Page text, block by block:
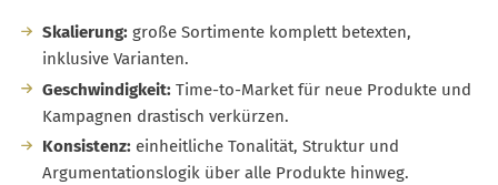
Skalierung: große Sortimente komplett betexten,
inklusive Varianten.
Geschwindigkeit: Time-to-Market für neue Produkte und
Kampagnen drastisch verkürzen.
Konsistenz: einheitliche Tonalität, Struktur und
Argumentationslogik über alle Produkte hinweg.